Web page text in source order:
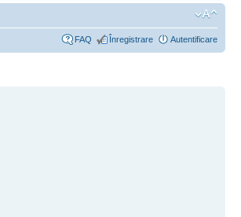
FAQ Înregistrare Autentificare